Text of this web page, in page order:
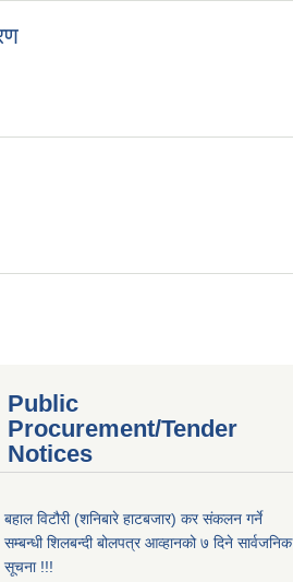
Public
Procurement/Tender
Notices
बहाल विटौरी (शनिबारे हाटबजार) कर संकलन गर्ने
सम्बन्धी शिलबन्दी बोलपत्र आव्हानको ७ दिने सार्वजनिक
सूचना !!!